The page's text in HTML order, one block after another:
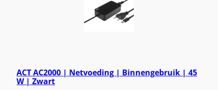
ACT AC2000 | Netvoeding | Binnengebruik | 45
W | Zwart